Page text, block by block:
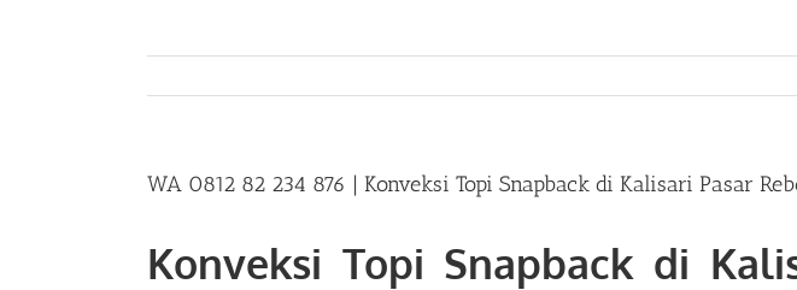
WA 0812 82 234 876 | Konveksi Topi Snapback di Kalisari Pasar
Konveksi Topi Snapback di